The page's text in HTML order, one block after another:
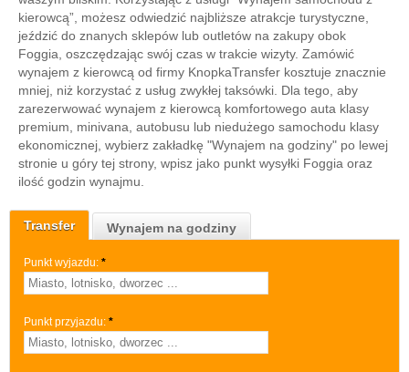
Transfer Wynajem na godziny
Punkt wyjazdu: *
Punkt przyjazdu: *
kierowcą”, możesz odwiedzić najbliższe atrakcje turystyczne,
jeździć do znanych sklepów lub outletów na zakupy obok
Foggia, oszczędzając swój czas w trakcie wizyty. Zamówić
wynajem z kierowcą od firmy KnopkaTransfer kosztuje znacznie
mniej, niż korzystać z usług zwykłej taksówki. Dla tego, aby
zarezerwować wynajem z kierowcą komfortowego auta klasy
premium, minivana, autobusu lub niedużego samochodu klasy
ekonomicznej, wybierz zakładkę "Wynajem na godziny" po lewej
stronie u góry tej strony, wpisz jako punkt wysyłki Foggia oraz
ilość godzin wynajmu.